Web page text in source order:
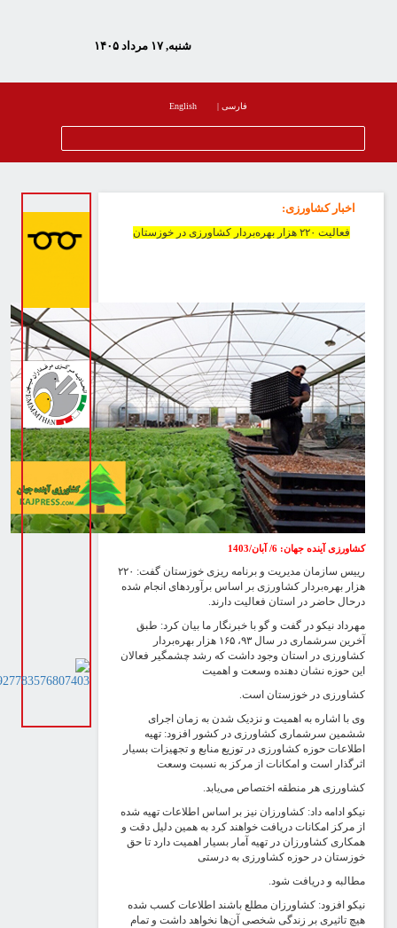
English
اخبار کشاورزی:
فعالیت ۲۲۰ هزار بهره‌بردار کشاورزی در خوزستان
آینده جهان: 6/ آبان/1403
رییس سازمان مدیریت و برنامه ریزی خوزستان گفت: ۲۲۰
بهره‌بردار کشاورزی بر اساس برآوردهای انجام شده
حاضر در استان فعالیت دارند.
نیکو در گفت و گو با خبرنگار ما بیان کرد: طبق
آخرین سرشماری در سال ۹۳، ۱۶۵ هزار بهره‌بردار
در استان وجود داشت که رشد چشمگیر فعالان
حوزه نشان دهنده وسعت و اهمیت
در خوزستان است.
با اشاره به اهمیت و نزدیک شدن به زمان اجرای
سرشماری کشاورزی در کشور افزود: تهیه
حوزه کشاورزی در توزیع منابع و تجهیزات بسیار
است و امکانات از مرکز به نسبت وسعت
هر منطقه اختصاص می‌یابد.
ادامه داد: کشاورزان نیز بر اساس اطلاعات تهیه شده
مرکز امکانات دریافت خواهند کرد به همین دلیل دقت و
کشاورزان در تهیه آمار بسیار اهمیت دارد تا حق
در حوزه کشاورزی به درستی
و دریافت شود.
افزود: کشاورزان مطلع باشند اطلاعات کسب شده
تاثیری بر زندگی شخصی آن‌ها نخواهد داشت و تمام